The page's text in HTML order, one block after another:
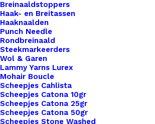
Breinaaldstoppers
Haak- en Breitassen
Haaknaalden
Punch Needle
Rondbreinaald
Steekmarkeerders
Wol & Garen
Lammy Yarns Lurex
Mohair Boucle
Scheepjes Cahlista
Scheepjes Catona 10gr
Scheepjes Catona 25gr
Scheepjes Catona 50gr
Scheepjes Stone Washed
Overzicht
Nog meer leuks!